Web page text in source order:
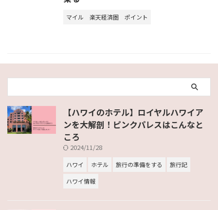
マイル 楽天経済圏 ポイント
【ハワイのホテル】ロイヤルハワイア
ンを大解剖！ピンクパレスはこんなと
ころ
2024/11/28
ハワイ ホテル 旅行の準備をする
旅行記
ハワイ情報